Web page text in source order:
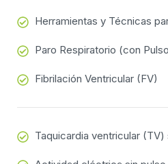
Herramientas y Técnicas
Paro Respiratorio (con
Fibrilación Ventricular (FV)
Taquicardia ventricular (TV)